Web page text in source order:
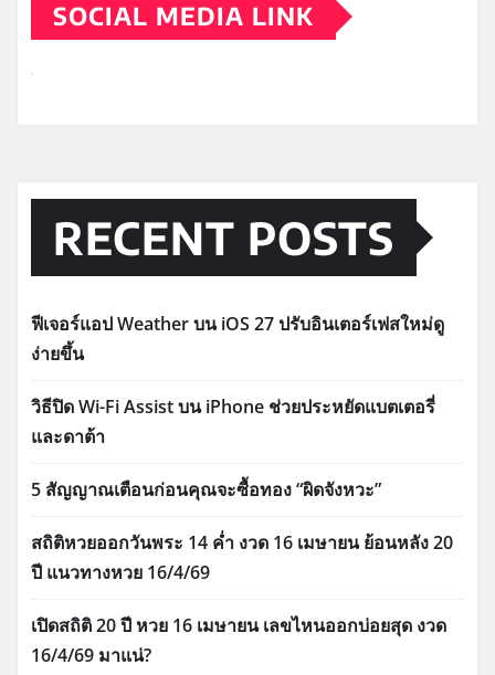
SOCIAL MEDIA LINK
RECENT POSTS
ฟีเจอร์แอป Weather บน iOS 27 ปรับอินเตอร์เฟสใหม่ดู
ง่ายขึ้น
วิธีปิด Wi-Fi Assist บน iPhone ช่วยประหยัดแบตเตอรี่
และดาต้า
5 สัญญาณเตือนก่อนคุณจะซื้อทอง “ผิดจังหวะ”
สถิติหวยออกวันพระ 14 ค่ำ งวด 16 เมษายน ย้อนหลัง 20
ปี แนวทางหวย 16/4/69
เปิดสถิติ 20 ปี หวย 16 เมษายน เลขไหนออกบ่อยสุด งวด
16/4/69 มาแน่?